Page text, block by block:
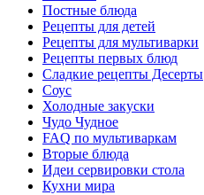
Постные блюда
Рецепты для детей
Рецепты для мультиварки
Рецепты первых блюд
Сладкие рецепты Десерты
Соус
Холодные закуски
Чудо Чудное
FAQ по мультиваркам
Вторые блюда
Идеи сервировки стола
Кухни мира